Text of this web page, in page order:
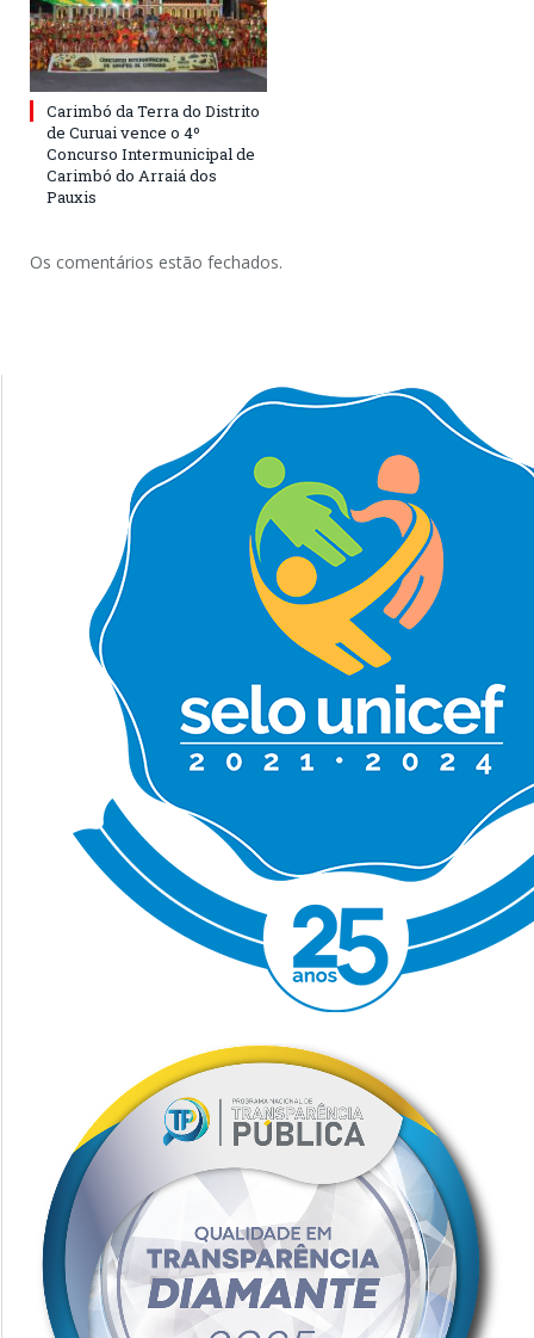
Carimbó da Terra do Distrito
de Curuai vence o 4º
Concurso Intermunicipal de
Carimbó do Arraiá dos
Pauxis
Os comentários estão fechados.